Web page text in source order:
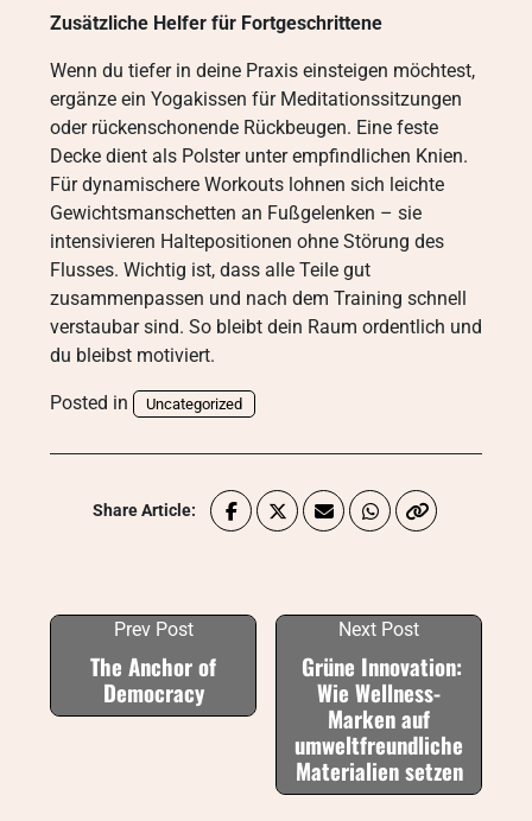
Zusätzliche Helfer für Fortgeschrittene
Wenn du tiefer in deine Praxis einsteigen möchtest,
ergänze ein Yogakissen für Meditationssitzungen
oder rückenschonende Rückbeugen. Eine feste
Decke dient als Polster unter empfindlichen Knien.
Für dynamischere Workouts lohnen sich leichte
Gewichtsmanschetten an Fußgelenken – sie
intensivieren Haltepositionen ohne Störung des
Flusses. Wichtig ist, dass alle Teile gut
zusammenpassen und nach dem Training schnell
verstaubar sind. So bleibt dein Raum ordentlich und
du bleibst motiviert.
Posted in Uncategorized
Share Article:
Prev Post
The Anchor of
Democracy
Next Post
Grüne Innovation:
Wie Wellness-
Marken auf
umweltfreundliche
Materialien setzen